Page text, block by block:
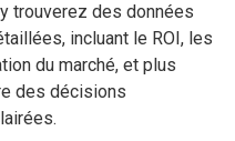
trouverez des données
incluant le ROI, les
du marché, et plus
des décisions